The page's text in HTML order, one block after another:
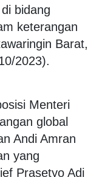
bidang
keterangan
Barat,
2023).
Menteri
global
Andi Amran
yang
Prasetyo Adi